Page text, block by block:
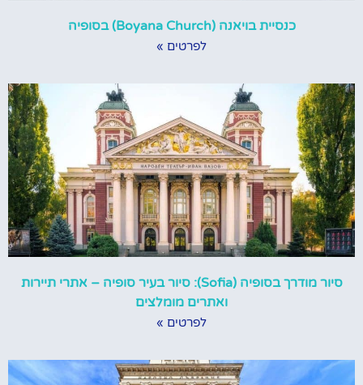
כנסיית בויאנה (Boyana Church) בסופיה
לפרטים »
סיור מודרך בסופיה (Sofia): סיור בעיר סופיה – אתרי תיירות
ואתרים מומלצים
לפרטים »